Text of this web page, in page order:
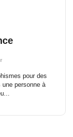
pour des
personne à